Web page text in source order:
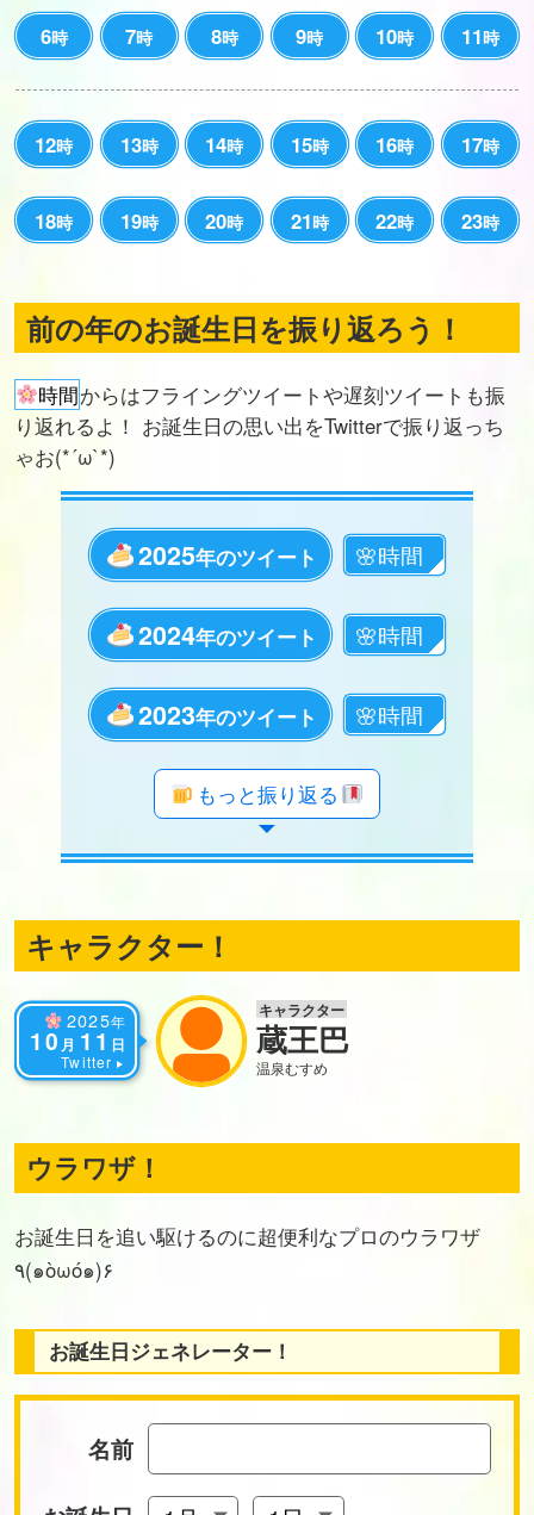
6時 7時 8時 9時 10時 11時
12時 13時 14時 15時 16時 17時
18時 19時 20時 21時 22時 23時
前の年のお誕生日を振り返ろう！
時間からはフライングツイートや遅刻ツイートも振
り返れるよ！ お誕生日の思い出をTwitterで振り返っち
ゃお(*´ω`*)
2025年のツイート
2024年のツイート
2023年のツイート
年のツイート
年のツイート
年のツイート
年のツイート
年のツイート
年のツイート
年のツイート
年のツイート
年のツイート
年のツイート
年のツイート
年のツイート
年のツイート
年のツイート
年のツイート
年のツイート
年のツイート
もっと振り返る
キャラクター！
2025年
10 月 11 日
Twitter
キャラクター
蔵王巴
温泉むすめ
ウラワザ！
お誕生日を追い駆けるのに超便利なプロのウラワザ
٩(๑òωó๑)۶
お誕生日ジェネレーター！
名前